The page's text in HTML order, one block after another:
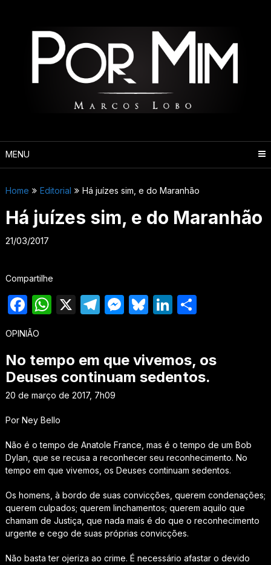
MENU
Home Editorial Há juízes sim, e do Maranhão
Há juízes sim, e do Maranhão
21/03/2017
Compartilhe
Facebook
WhatsApp
X Telegram
Messenger
Bluesky
LinkedIn
Share
OPINIÃO
No tempo em que vivemos, os
Deuses continuam sedentos.
20 de março de 2017, 7h09
Por Ney Bello
Não é o tempo de Anatole France, mas é o tempo de um Bob
Dylan, que se recusa a reconhecer seu reconhecimento. No
tempo em que vivemos, os Deuses continuam sedentos.
Os homens, à bordo de suas convicções, querem condenações;
querem culpados; querem linchamentos; querem aquilo que
chamam de Justiça, que nada mais é do que o reconhecimento
urgente e cego de suas próprias convicções.
Não basta ter ojeriza ao crime. É necessário afastar o devido